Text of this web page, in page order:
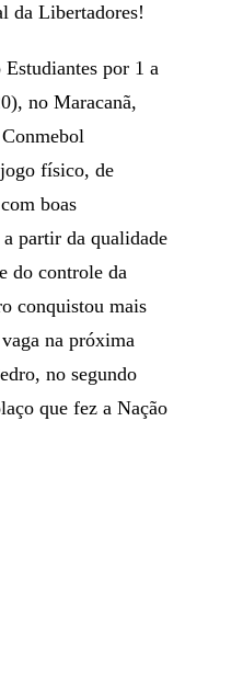
da Libertadores!
por 1 a
no Maracanã,
físico, de
boas
partir da qualidade
do controle da
conquistou mais
na próxima
no segundo
que fez a Nação